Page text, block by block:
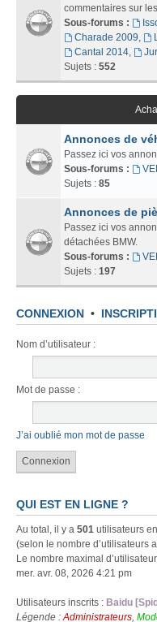
commentaires sur
Sous-forums :
Charade 2009,
Cantal 2014,
Sujets : 552
Annonces de
Passez ici vos
Sous-forums :
Sujets : 85
Annonces de
Passez ici vos
détachées BMW.
Sous-forums :
Sujets : 197
CONNEXION •
Nom d’utilisateur :
Mot de passe :
J’ai oublié mon mot de passe
QUI EST EN LIGNE ?
Au total, il y a 501 utilisateurs
(selon le nombre d’utilisateurs
Le nombre maximal
mer. avr. 08, 2026 4:21 pm
Utilisateurs inscrits : Baidu
Légende :Administrateurs,